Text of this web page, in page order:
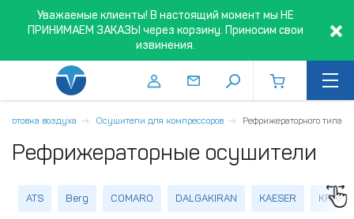
Уважаемые клиенты! В настоящий момент мы НЕ
ПРИНИМАЕМ ЗАКАЗЫ через корзину. Приносим свои
извинения.
воздуха Осушители для компрессоров Рефрижераторного типа
Рефрижераторные осушители
ATS Berg COMARO DALGAKIRAN KAESER